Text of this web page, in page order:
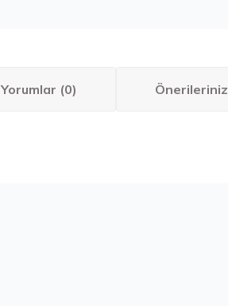
Yorumlar (0) Önerileriniz